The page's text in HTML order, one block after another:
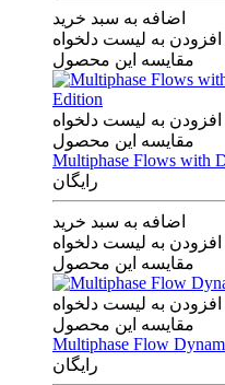
اضافه به سبد خرید
افزودن به لیست دلخواه
مقایسه این محصول
افزودن به لیست دلخواه
مقایسه این محصول
Multiphase Flows with
رایگان
اضافه به سبد خرید
افزودن به لیست دلخواه
مقایسه این محصول
افزودن به لیست دلخواه
مقایسه این محصول
Multiphase Flow
رایگان